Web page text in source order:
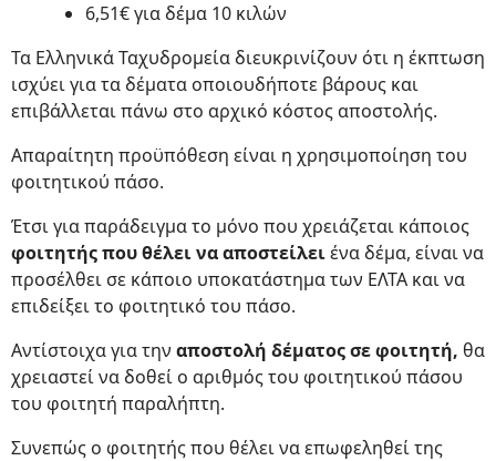
6,51€ για δέμα 10 κιλών
Τα Ελληνικά Ταχυδρομεία διευκρινίζουν ότι η έκπτωση
ισχύει για τα δέματα οποιουδήποτε βάρους και
επιβάλλεται πάνω στο αρχικό κόστος αποστολής.
Απαραίτητη προϋπόθεση είναι η χρησιμοποίηση του
φοιτητικού πάσο.
Έτσι για παράδειγμα το μόνο που χρειάζεται κάποιος
φοιτητής που θέλει να αποστείλειένα δέμα, είναι να
προσέλθει σε κάποιο υποκατάστημα των ΕΛΤΑ και να
επιδείξει το φοιτητικό του πάσο.
Αντίστοιχα για την αποστολή δέματος σε φοιτητή, θα
χρειαστεί να δοθεί ο αριθμός του φοιτητικού πάσου
του φοιτητή παραλήπτη.
Συνεπώς ο φοιτητής που θέλει να επωφεληθεί της